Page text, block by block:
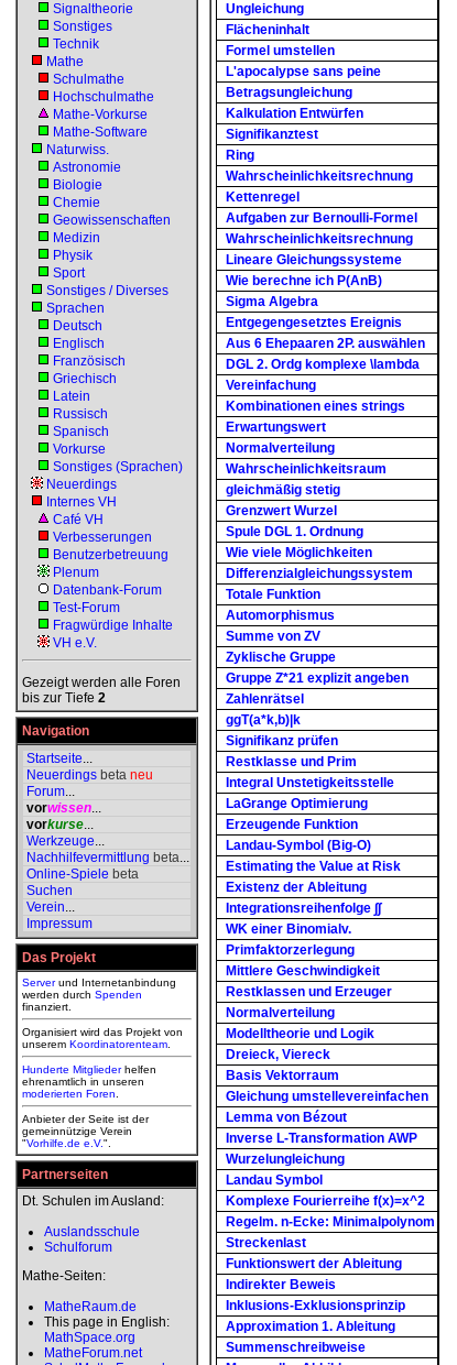
Signaltheorie
Sonstiges
Technik
Mathe
Schulmathe
Hochschulmathe
Mathe-Vorkurse
Mathe-Software
Naturwiss.
Astronomie
Biologie
Chemie
Geowissenschaften
Medizin
Physik
Sport
Sonstiges / Diverses
Sprachen
Deutsch
Englisch
Französisch
Griechisch
Latein
Russisch
Spanisch
Vorkurse
Sonstiges (Sprachen)
Neuerdings
Internes VH
Café VH
Verbesserungen
Benutzerbetreuung
Plenum
Datenbank-Forum
Test-Forum
Fragwürdige Inhalte
VH e.V.
Gezeigt werden alle Foren
bis zur Tiefe 2
Navigation
Startseite...
Neuerdings beta neu
Forum...
vorwissen...
vorkurse...
Werkzeuge...
Nachhilfevermittlung beta...
Online-Spiele beta
Suchen
Verein...
Impressum
Das Projekt
Serverund Internetanbindung
werden durch Spenden
finanziert.
Organisiert wird das Projekt von
unserem Koordinatorenteam
Hunderte Mitgliederhelfen
ehrenamtlich in unseren
moderierten Foren
Anbieter der Seite ist der
gemeinnützige Verein
"Vorhilfe.de e.V.".
Partnerseiten
Dt. Schulen im Ausland:
Auslandsschule
Schulforum
Mathe-Seiten:
MatheRaum.de
This page in English:
MathSpace.org
MatheForum.net
Ungleichung
Flächeninhalt
Formel umstellen
L'apocalypse sans peine
Betragsungleichung
Kalkulation Entwürfen
Signifikanztest
Ring
Wahrscheinlichkeitsrechnung
Kettenregel
Aufgaben zur Bernoulli-Formel
Wahrscheinlichkeitsrechnung
Lineare Gleichungssysteme
Wie berechne ich P(AnB)
Sigma Algebra
Entgegengesetztes Ereignis
Aus 6 Ehepaaren 2P. auswählen
DGL 2. Ordg komplexe \lambda
Vereinfachung
Kombinationen eines strings
Erwartungswert
Normalverteilung
Wahrscheinlichkeitsraum
gleichmäßig stetig
Grenzwert Wurzel
Spule DGL 1. Ordnung
Wie viele Möglichkeiten
Differenzialgleichungssystem
Totale Funktion
Automorphismus
Summe von ZV
Zyklische Gruppe
Gruppe Z*21 explizit angeben
Zahlenrätsel
ggT(a*k,b)|k
Signifikanz prüfen
Restklasse und Prim
Integral Unstetigkeitsstelle
LaGrange Optimierung
Erzeugende Funktion
Landau-Symbol (Big-O)
Estimating the Value at Risk
Existenz der Ableitung
Integrationsreihenfolge ∫∫
WK einer Binomialv.
Primfaktorzerlegung
Mittlere Geschwindigkeit
Restklassen und Erzeuger
Normalverteilung
Modelltheorie und Logik
Dreieck, Viereck
Basis Vektorraum
Gleichung umstellevereinfachen
Lemma von Bézout
Inverse L-Transformation AWP
Wurzelungleichung
Landau Symbol
Komplexe Fourierreihe f(x)=x^2
Regelm. n-Ecke: Minimalpolynom
Streckenlast
Funktionswert der Ableitung
Indirekter Beweis
Inklusions-Exklusionsprinzip
Approximation 1. Ableitung
Summenschreibweise